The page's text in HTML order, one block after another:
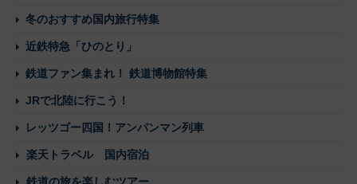
冬のおすすめ国内旅行特集
近鉄特急「ひのとり」
鉄道ファン集まれ！ 鉄道博物館特集
JRで北陸に行こう！
レッツゴー四国！アンパンマン列車
楽天トラベル 国内宿泊